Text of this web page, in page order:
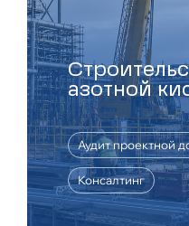
азотной
Аудит проектной
Консалтинг